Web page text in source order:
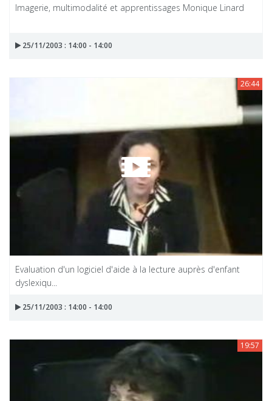
Imagerie, multimodalité et apprentissages Monique Linard
25/11/2003 : 14:00 - 14:00
26:44
Evaluation d'un logiciel d'aide à la lecture auprès d'enfant
dyslexiqu...
25/11/2003 : 14:00 - 14:00
19:57